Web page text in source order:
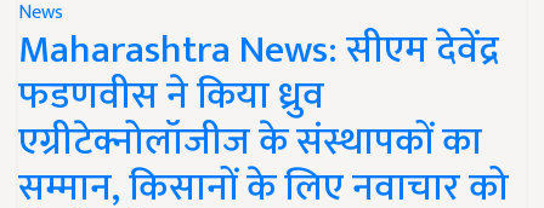
News
Maharashtra News: सीएम देवेंद्र
फडणवीस ने किया ध्रुव
एग्रीटेक्नोलॉजीज के संस्थापकों का
सम्मान, किसानों के लिए नवाचार को